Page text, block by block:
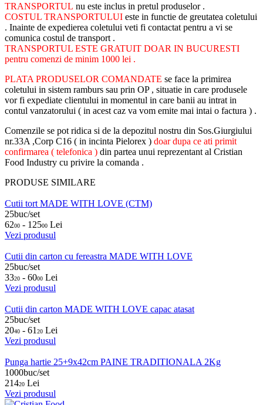
TRANSPORTUL nu este inclus in pretul produselor .
COSTUL TRANSPORTULUI este in functie de greutatea coletului
. Inainte de expedierea coletului veti fi contactat pentru a vi se
comunica costul de transport .
TRANSPORTUL ESTE GRATUIT DOAR IN BUCURESTI
pentru comenzi de minim 1000 lei .
PLATA PRODUSELOR COMANDATE se face la primirea
coletului in sistem ramburs sau prin OP , situatie in care produsele
vor fi expediate clientului in momentul in care banii au intrat in
contul vanzatorului ( in acest caz va vom emite mai intai o factura ) .
Comenzile se pot ridica si de la depozitul nostru din Sos.Giurgiului
nr.33A ,Corp C16 ( in incinta Pielorex ) doar dupa ce ati primit
confirmarea ( telefonica ) din partea unui reprezentant al Cristian
Food Industry cu privire la comanda .
PRODUSE SIMILARE
Cutii tort MADE WITH LOVE (CTM)
25buc/set
6200 - 12500 Lei
Vezi produsul
Cutii din carton cu fereastra MADE WITH LOVE
25buc/set
3320 - 6000 Lei
Vezi produsul
Cutii din carton MADE WITH LOVE capac atasat
25buc/set
2040 - 61 20 Lei
Vezi produsul
Punga hartie 25+9x42cm PAINE TRADITIONALA 2Kg
1000buc/set
21420 Lei
Vezi produsul